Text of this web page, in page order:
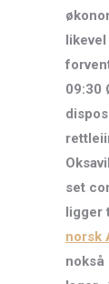
09:30
set
ligger
norsk
nokså